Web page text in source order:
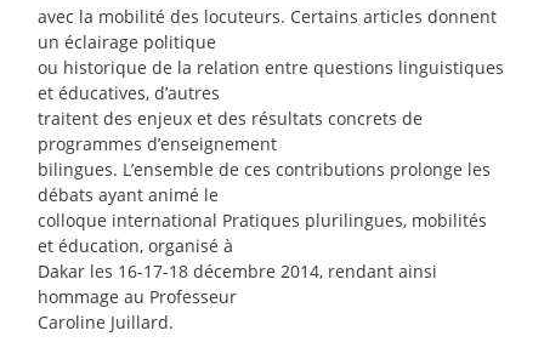
avec la mobilité des locuteurs. Certains articles donnent
un éclairage politique
ou historique de la relation entre questions linguistiques
et éducatives, d’autres
traitent des enjeux et des résultats concrets de
programmes d’enseignement
bilingues. L’ensemble de ces contributions prolonge les
débats ayant animé le
colloque international Pratiques plurilingues, mobilités
et éducation, organisé à
Dakar les 16-17-18 décembre 2014, rendant ainsi
hommage au Professeur
Caroline Juillard.